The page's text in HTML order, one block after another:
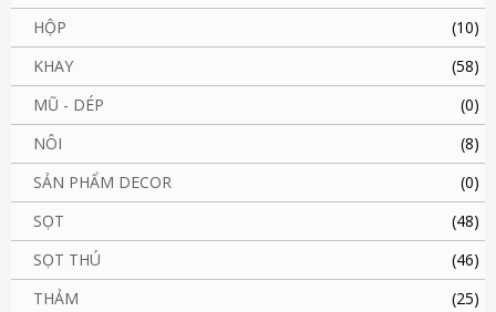
HỘP
(10)
KHAY
(58)
MŨ - DÉP
(0)
NÔI
(8)
SẢN PHẨM DECOR
(0)
SỌT
(48)
SỌT THÚ
(46)
THẢM
(25)